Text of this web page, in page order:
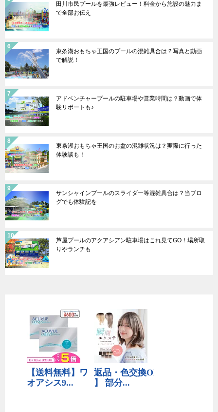
田川市民プールを最強レビュー！料金から施設の魅力ま
で全部お伝え
東条湖おもちゃ王国のプールの混雑具合は？写真と動画
で解説！
アドベンチャープールの駐車場や営業時間は？動画で体
験リポートも♪
東条湖おもちゃ王国のお盆の混雑状況は？実際に行った
体験談も！
サンシャインプールのスライダー等混雑具合は？当ブロ
グでも体験記を
芦屋プールのアクアシアン駐車場はこれ見てGO！場所取
りやランチも